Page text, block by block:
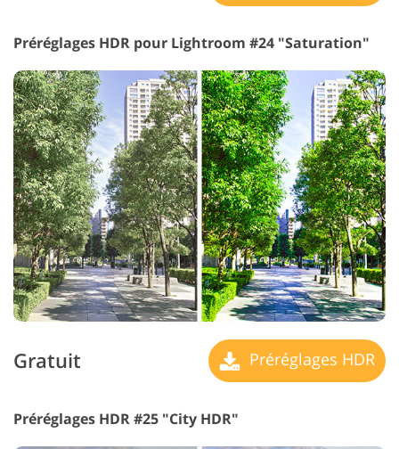
Préréglages HDR pour Lightroom #24 "Saturation"
Gratuit Préréglages HDR
Préréglages HDR #25 "City HDR"